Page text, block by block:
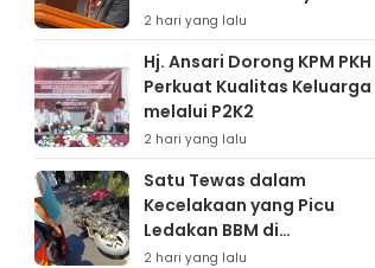
2 hari yang lalu
Hj. Ansari Dorong KPM PKH
Perkuat Kualitas Keluarga
melalui P2K2
2 hari yang lalu
Satu Tewas dalam
Kecelakaan yang Picu
Ledakan BBM di
Pamekasan
2 hari yang lalu